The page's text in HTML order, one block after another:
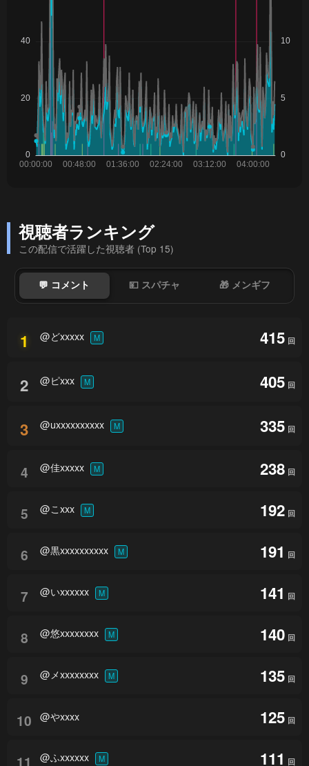
視聴者ランキング
この配信で活躍した視聴者 (Top 15)
💬 コメント 💴 スパチャ 🎁 メンギフ
1 @どxxxxx M 415 回
2 @ピxxx M 405 回
3 @uxxxxxxxxxx M 335 回
4 @佳xxxxx M 238 回
5 @こxxx M 192 回
6 @黒xxxxxxxxxx M 191 回
7 @いxxxxxx M 141 回
8 @悠xxxxxxxx M 140 回
9 @メxxxxxxxx M 135 回
10 @やxxxx 125 回
11 @ふxxxxxx M 111 回